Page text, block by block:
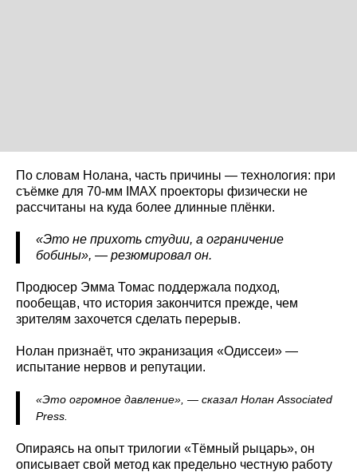
По словам Нолана, часть причины — технология: при
съёмке для 70‑мм IMAX проекторы физически не
рассчитаны на куда более длинные плёнки.
«Это не прихоть студии, а ограничение
бобины», — резюмировал он.
Продюсер Эмма Томас поддержала подход,
пообещав, что история закончится прежде, чем
зрителям захочется сделать перерыв.
Нолан признаёт, что экранизация «Одиссеи» —
испытание нервов и репутации.
«Это огромное давление», — сказал Нолан Associated
Press.
Опираясь на опыт трилогии «Тёмный рыцарь», он
описывает свой метод как предельно честную работу